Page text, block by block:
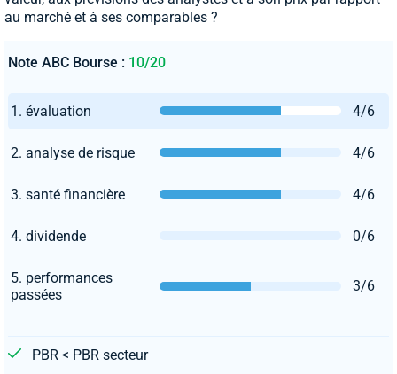
au marché et à ses comparables ?
Note ABC Bourse : 10/20
1. évaluation 4/6
2. analyse de risque 4/6
3. santé financière 4/6
4. dividende 0/6
5. performances
passées
3/6
PBR < PBR secteur